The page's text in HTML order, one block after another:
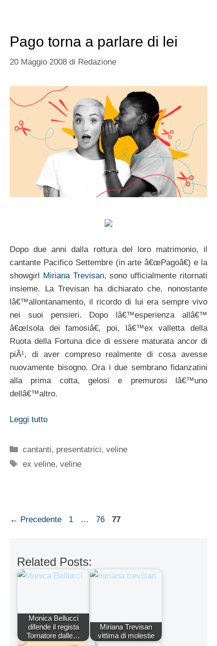
Pago torna a parlare di lei
20 Maggio 2008 di Redazione
Dopo due anni dalla rottura del loro matrimonio, il
cantante Pacifico Settembre (in arte â€œPagoâ€) e la
showgirl
Miriana Trevisan, sono ufficialmente ritornati
insieme. La Trevisan ha dichiarato che, nonostante
lâ€™allontanamento, il ricordo di lui era sempre vivo
nei suoi pensieri. Dopo lâ€™esperienza allâ€™
â€œIsola dei famosiâ€, poi, lâ€™ex valletta della
Ruota della Fortuna dice di essere maturata ancor di
piÃ¹, di aver compreso realmente di cosa avesse
nuovamente bisogno. Ora i due sembrano fidanzatini
alla prima cotta, gelosi e premurosi lâ€™uno
dellâ€™altro.
Leggi tutto
Categorie
cantanti, presentatrici,veline
Tag
ex veline,veline
← Precedente Pagina
1 … Pagina
76 Pagina
77
Related Posts:
Monica Bellucci
difende il regista
Tornatore dalle…
Miriana Trevisan
vittima di molestie